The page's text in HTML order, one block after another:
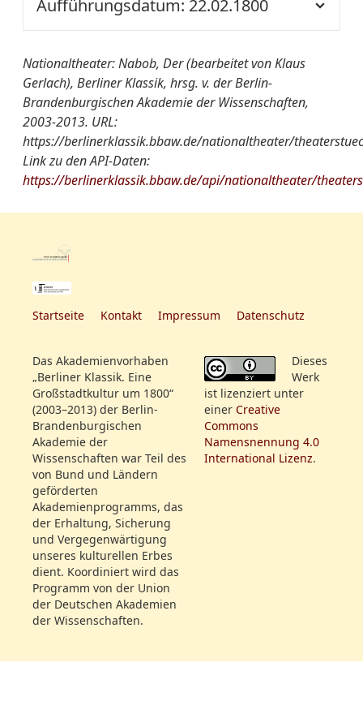
weitere
[danach: Das neue
weitere
Informationen:
[danach: Das neue
Jahrhundert]
Nationaltheater
von A-Z:
Der Nabob
Quelle:
SBBPK Ms. boruss., Quart
weitere
Informationen:
[danach: Das neue
Jahrhundert]
Aufführungsdatum: 22.02.1800
Aufführung::
Nationaltheater
von A-Z:
Der Nabob oder das
Quelle:
SBBPK Ms. boruss., Quart
180
Informationen:
Nationaltheater: Nabob, Der (bearbeitet von Klaus
Gerlach), Berliner Klassik, hrsg. v. der Berlin-
Brandenburgischen Akademie der Wissenschaften,
2003-2013. URL:
https://berlinerklassik.bbaw.de/nationaltheater/
Link zu den API-Daten:
https://berlinerklassik.bbaw.de/api/nationaltheater/
Startseite Kontakt Impressum Datenschutz
Das Akademienvorhaben
„Berliner Klassik. Eine
Großstadtkultur um 1800“
(2003–2013) der Berlin-
Brandenburgischen
Akademie der
Wissenschaften war Teil des
von Bund und Ländern
geförderten
Akademienprogramms, das
der Erhaltung, Sicherung
und Vergegenwärtigung
unseres kulturellen Erbes
dient. Koordiniert wird das
Programm von der Union
der Deutschen Akademien
der Wissenschaften.
Dieses
Werk
ist lizenziert unter
einer Creative
Commons
Namensnennung 4.0
International Lizenz.